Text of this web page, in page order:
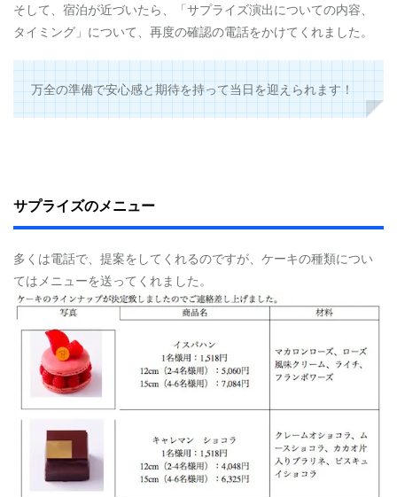
そして、宿泊が近づいたら、「サプライズ演出についての内容、
タイミング」について、再度の確認の電話をかけてくれました。
万全の準備で安心感と期待を持って当日を迎えられます！
サプライズのメニュー
多くは電話で、提案をしてくれるのですが、ケーキの種類につい
てはメニューを送ってくれました。